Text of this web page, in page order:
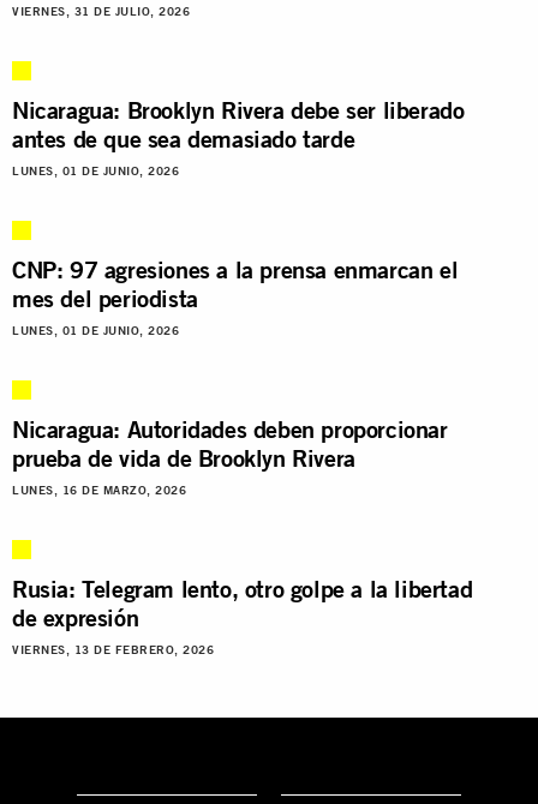
VIERNES, 31 DE JULIO, 2026
Nicaragua: Brooklyn Rivera debe ser liberado
antes de que sea demasiado tarde
LUNES, 01 DE JUNIO, 2026
CNP: 97 agresiones a la prensa enmarcan el
mes del periodista
LUNES, 01 DE JUNIO, 2026
Nicaragua: Autoridades deben proporcionar
prueba de vida de Brooklyn Rivera
LUNES, 16 DE MARZO, 2026
Rusia: Telegram lento, otro golpe a la libertad
de expresión
VIERNES, 13 DE FEBRERO, 2026